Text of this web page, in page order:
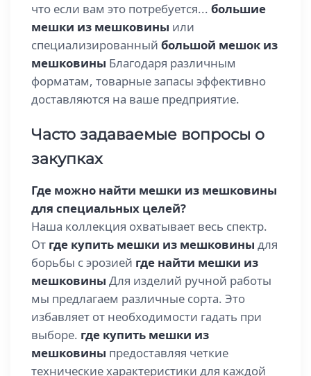
что если вам это потребуется... большие
мешки из мешковины или
специализированный большой мешок из
мешковины Благодаря различным
форматам, товарные запасы эффективно
доставляются на ваше предприятие.
Часто задаваемые вопросы о
закупках
Где можно найти мешки из мешковины
для специальных целей?
Наша коллекция охватывает весь спектр.
От где купить мешки из мешковины для
борьбы с эрозией где найти мешки из
мешковины Для изделий ручной работы
мы предлагаем различные сорта. Это
избавляет от необходимости гадать при
выборе. где купить мешки из
мешковины предоставляя четкие
технические характеристики для каждой